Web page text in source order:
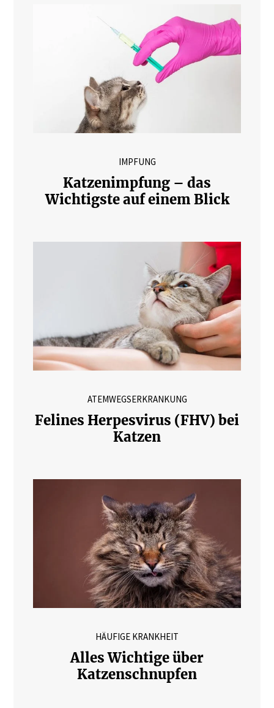
IMPFUNG
Katzenimpfung – das
Wichtigste auf einem Blick
ATEMWEGSERKRANKUNG
Felines Herpesvirus (FHV) bei
Katzen
HÄUFIGE KRANKHEIT
Alles Wichtige über
Katzenschnupfen